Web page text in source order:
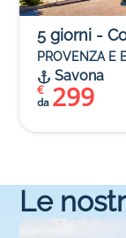
5 giorni -
PROVENZA E
Savona
da 299
€
Le